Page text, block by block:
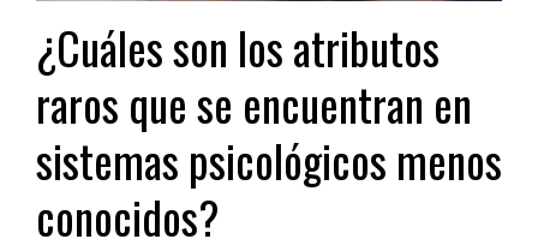
¿Cuáles son los atributos
raros que se encuentran en
sistemas psicológicos menos
conocidos?